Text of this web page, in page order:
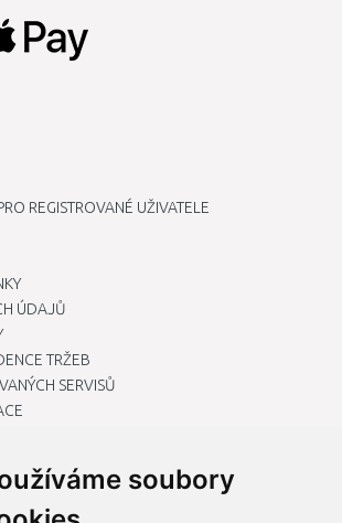
soubory
REGISTROVANÉ UŽIVATELE
ÚDAJŮ
TRŽEB
SERVISŮ
COOKIES